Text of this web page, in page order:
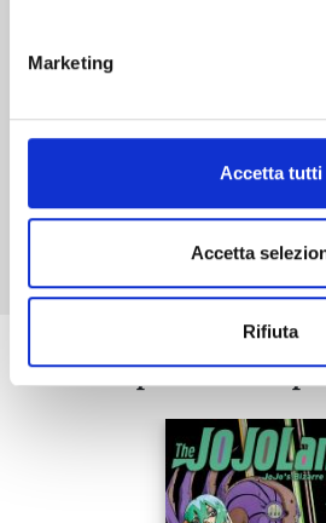
Marketing
Accetta tutti
Accetta
Rifiuta
Mostra
Se ti è piaciuto